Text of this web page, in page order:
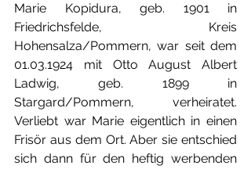
Marie Kopidura, geb. 1901 in
Friedrichsfelde, Kreis
Hohensalza/Pommern, war seit dem
01.03.1924 mit
Otto August Albert
Ladwig, geb. 1899 in
Stargard/Pommern, verheiratet.
Verliebt war Marie eigentlich in einen
Frisör aus dem Ort. Aber sie entschied
sich dann für den heftig werbenden